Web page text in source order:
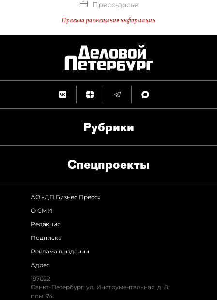
Пресс-досье
Правила размещения информации
Рубрики
Спец­проекты
АО «ДП Бизнес Пресс»
О СМИ
Редакция
Подписка
Реклама в издании
Адрес
197022,
Санкт-Петербург, ул. Инструментальная, д. 8,
пом. 74.